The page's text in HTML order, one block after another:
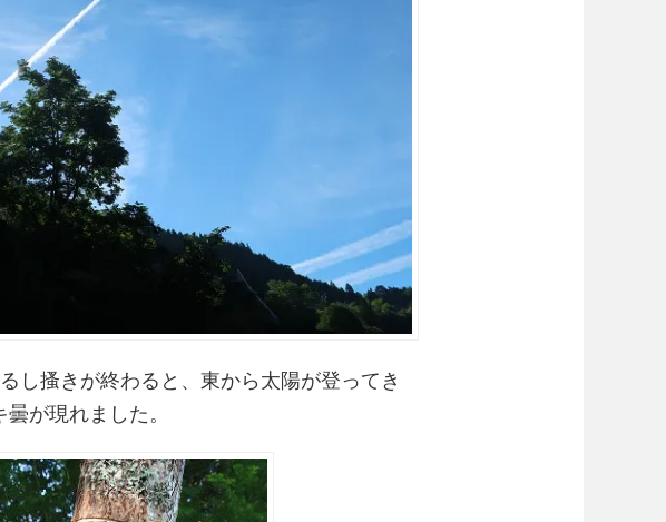
し搔きが終わると、東から太陽が登ってき
が現れました。